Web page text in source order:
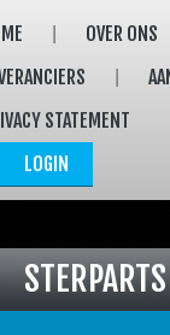
OVER ONS
STATEMENT
LOGIN
STERPARTS